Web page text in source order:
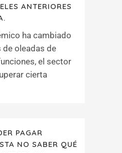
ANTERIORES
ha cambiado
de oleadas de
el sector
cierta
PAGAR
NO SABER QUÉ